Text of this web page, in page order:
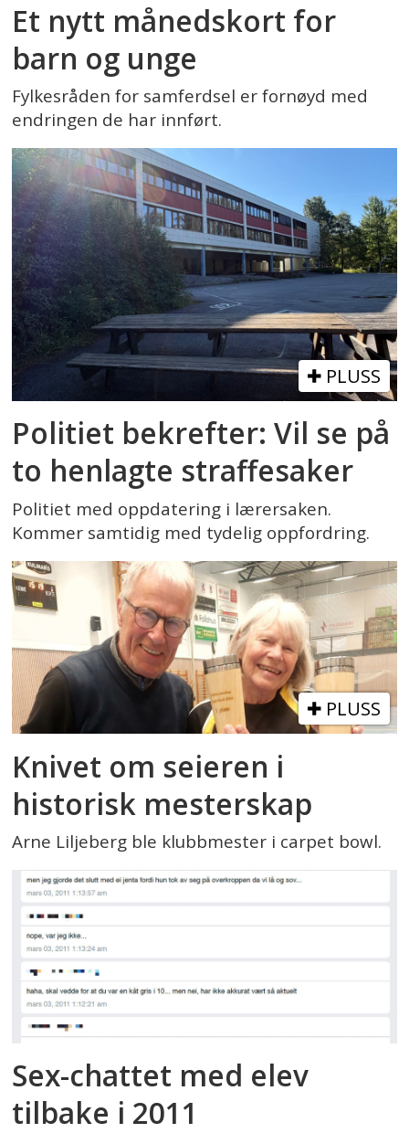
Et nytt månedskort for
barn og unge
Fylkesråden for samferdsel er fornøyd med
endringen de har innført.
PLUSS
Politiet bekrefter: Vil se på
to henlagte straffesaker
Politiet med oppdatering i lærersaken.
Kommer samtidig med tydelig oppfordring.
PLUSS
Knivet om seieren i
historisk mesterskap
Arne Liljeberg ble klubbmester i carpet bowl.
Sex-chattet med elev
tilbake i 2011